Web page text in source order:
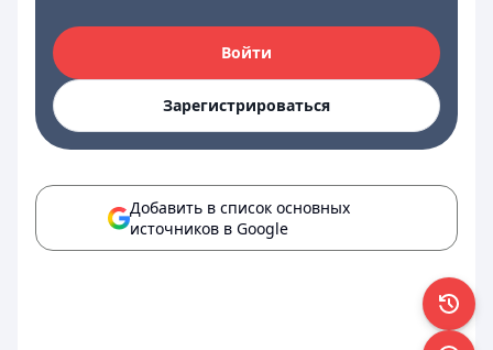
Войти
Зарегистрироваться
Добавить в список основных
источников в Google